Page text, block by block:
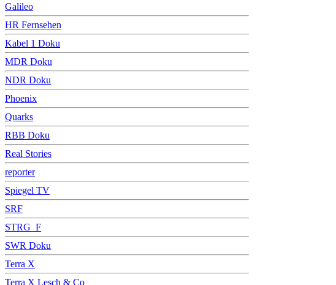
Galileo
HR Fernsehen
Kabel 1 Doku
MDR Doku
NDR Doku
Phoenix
Quarks
RBB Doku
Real Stories
reporter
Spiegel TV
SRF
STRG_F
SWR Doku
Terra X
Terra X Lesch & Co